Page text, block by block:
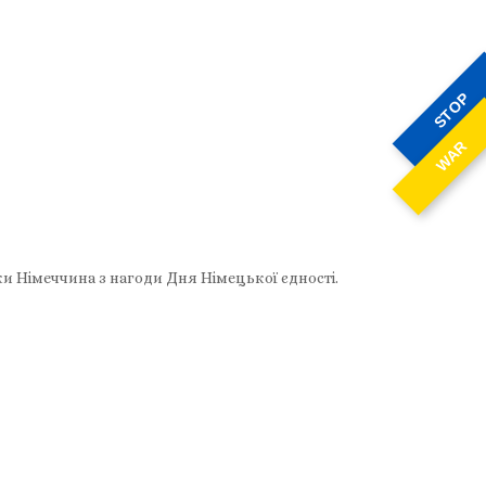
STOP
WAR
Німеччина з нагоди Дня Німецької єдності.